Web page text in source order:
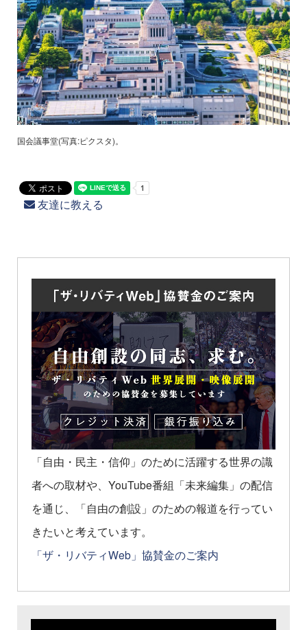
国会議事堂(写真:ピクスタ)。
友達に教える
「自由・民主・信仰」のために活躍する世界の識
者への取材や、YouTube番組「未来編集」の配信
を通じ、「自由の創設」のための報道を行ってい
きたいと考えています。
「ザ・リバティWeb」協賛金のご案内